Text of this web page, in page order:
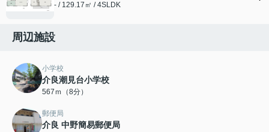
- / 129.17㎡ / 4SLDK
周辺施設
小学校
介良潮見台小学校
567ｍ（8分）
郵便局
介良 中野簡易郵便局